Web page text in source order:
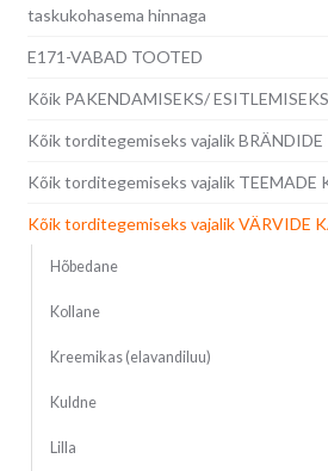
taskukohasema hinnaga
E171-VABAD TOOTED
Kõik PAKENDAMISEKS/ ESITLEMISEKS
Kõik torditegemiseks vajalik BRÄNDIDE
Kõik torditegemiseks vajalik TEEMADE
Kõik torditegemiseks vajalik VÄRVIDE
Hõbedane
Kollane
Kreemikas (elavandiluu)
Kuldne
Lilla